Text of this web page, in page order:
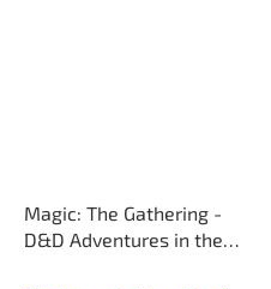
Magic: The Gathering -
D&D Adventures in the